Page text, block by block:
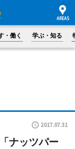
・働く 学ぶ・知る
2017.07.31
ナッツパー